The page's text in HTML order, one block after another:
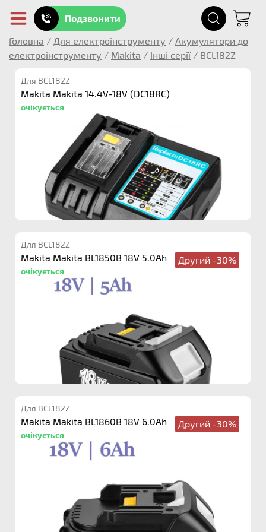
Подзвонити
Головна / Для електроінструменту / Акумулятори до
електроінструменту / Makita / Інші серії / BCL182Z
Для BCL182Z
Makita Makita 14.4V-18V (DC18RC)
очікується
Для BCL182Z
Makita Makita BL1850B 18V 5.0Ah
очікується
Другий -30%
Для BCL182Z
Makita Makita BL1860B 18V 6.0Ah
очікується
Другий -30%